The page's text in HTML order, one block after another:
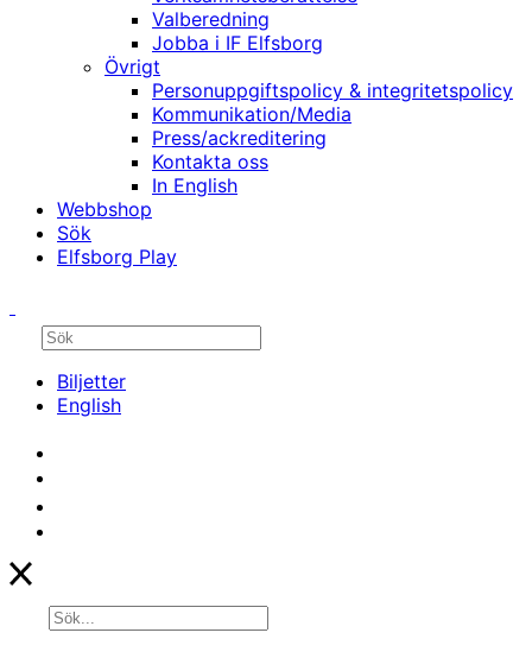
Valberedning
Jobba i IF Elfsborg
Övrigt
Personuppgiftspolicy & integritetspolicy
Kommunikation/Media
Press/ackreditering
Kontakta oss
In English
Webbshop
Sök
Elfsborg Play
Biljetter
English